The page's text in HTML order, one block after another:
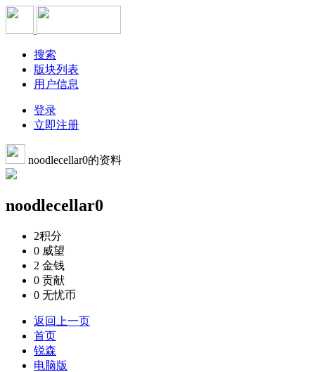
搜索
版块列表
用户信息
登录
立即注册
noodlecellar0的资料
noodlecellar0
2积分
0 威望
2 金钱
0 贡献
0 无忧币
返回上一页
首页
锐森
电脑版